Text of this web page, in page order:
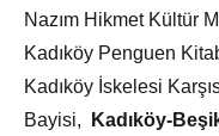
Nazım Hikmet Kültür
Kadıköy Penguen
Kadıköy İskelesi
Bayisi,
Kadıköy-